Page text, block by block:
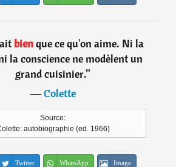
bienque ce qu'on aime. Ni la
la conscience ne modèlent un
grand cuisinier.”
―Colette
Source:
autobiographie (ed. 1966)
Twitter WhatsApp Image